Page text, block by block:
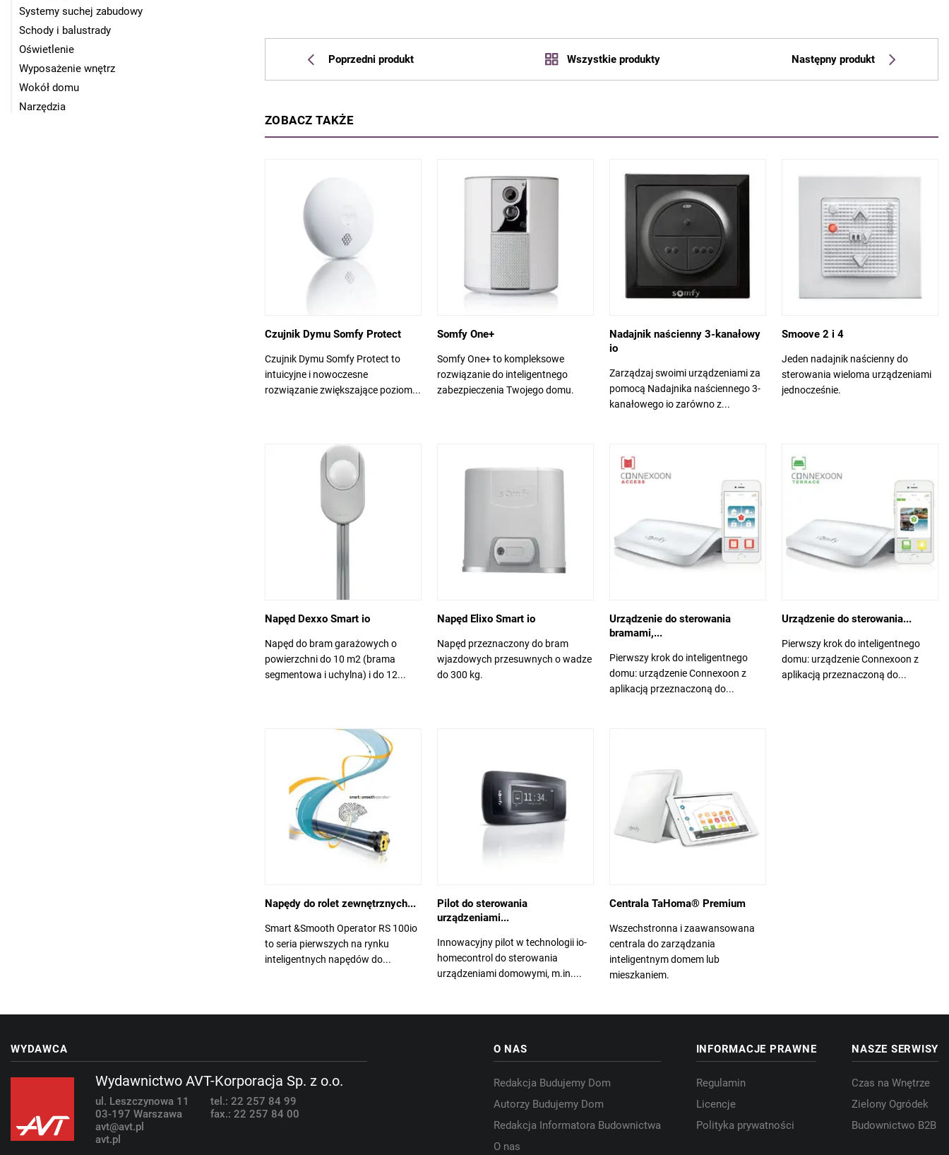
Systemy suchej zabudowy
Schody i balustrady
Oświetlenie
Wyposażenie wnętrz
Wokół domu
Narzędzia
Poprzedni produkt Wszystkie produkty Następny produkt
ZOBACZ TAKŻE
Czujnik Dymu Somfy Protect
Czujnik Dymu Somfy Protect to
intuicyjne i nowoczesne
rozwiązanie zwiększające poziom...
Somfy One+
Somfy One+ to kompleksowe
rozwiązanie do inteligentnego
zabezpieczenia Twojego domu.
Nadajnik naścienny 3-kanałowy
io
Zarządzaj swoimi urządzeniami za
pomocą Nadajnika naściennego 3-
kanałowego io zarówno z...
Smoove 2 i 4
Jeden nadajnik naścienny do
sterowania wieloma urządzeniami
jednocześnie.
Napęd Dexxo Smart io
Napęd do bram garażowych o
powierzchni do 10 m2 (brama
segmentowa i uchylna) i do 12...
Napęd Elixo Smart io
Napęd przeznaczony do bram
wjazdowych przesuwnych o wadze
do 300 kg.
Urządzenie do sterowania
bramami,...
Pierwszy krok do inteligentnego
domu: urządzenie Connexoon z
aplikacją przeznaczoną do...
Urządzenie do sterowania...
Pierwszy krok do inteligentnego
domu: urządzenie Connexoon z
aplikacją przeznaczoną do...
Napędy do rolet zewnętrznych...
Smart &Smooth Operator RS 100io
to seria pierwszych na rynku
inteligentnych napędów do...
Pilot do sterowania
urządzeniami...
Innowacyjny pilot w technologii io-
homecontrol do sterowania
urządzeniami domowymi, m.in....
Centrala TaHoma® Premium
Wszechstronna i zaawansowana
centrala do zarządzania
inteligentnym domem lub
mieszkaniem.
WYDAWCA
Wydawnictwo AVT-Korporacja Sp. z o.o.
ul. Leszczynowa 11
03-197 Warszawa
tel.: 22 257 84 99
fax.: 22 257 84 00
avt@avt.pl
avt.pl
O NAS
Redakcja Budujemy Dom
Autorzy Budujemy Dom
Redakcja Informatora Budownictwa
O nas
INFORMACJE PRAWNE
Regulamin
Licencje
Polityka prywatności
NASZE SERWISY
Czas na Wnętrze
Zielony Ogródek
Budownictwo B2B